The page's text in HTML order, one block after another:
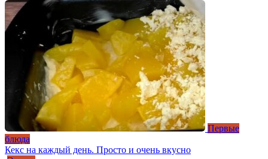
Первые
блюда
Кекс на каждый день. Просто и очень вкусно